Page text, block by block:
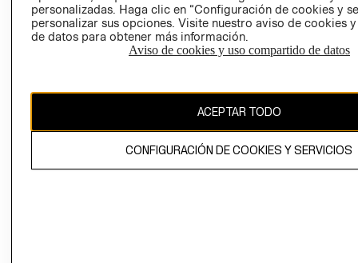
AVISO DE
COOKIES
CAMBIAR REGIÓN
personalizadas. Haga clic en “Configuración de cookies y
personalizar sus opciones. Visite nuestro aviso de cookies
de datos para obtener más información.
Aviso de cookies y uso compartido de datos
ACEPTAR TODO
CONFIGURACIÓN DE COOKIES Y SERVICIOS